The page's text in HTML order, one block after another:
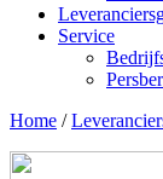
Service
Home /